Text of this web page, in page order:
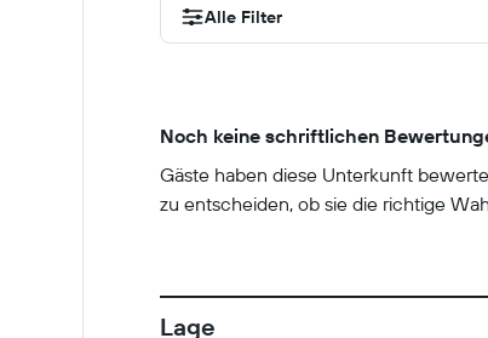
Alle Filter
Noch keine schriftlichen
Gäste haben diese Unterkunft
zu entscheiden, ob sie die richtige
Lage